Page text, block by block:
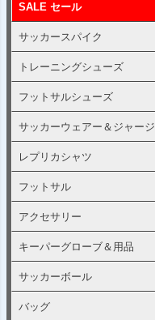
SALE セール
サッカースパイク
トレーニングシューズ
フットサルシューズ
サッカーウェアー＆ジャージ
レプリカシャツ
フットサル
アクセサリー
キーパーグローブ＆用品
サッカーボール
バッグ